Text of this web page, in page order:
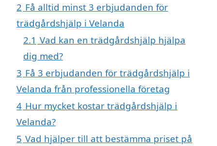
2 Få alltid minst 3 erbjudanden för
trädgårdshjälp i Velanda
2.1 Vad kan en trädgårdshjälp hjälpa
dig med?
3 Få 3 erbjudanden för trädgårdshjälp i
Velanda från professionella företag
4 Hur mycket kostar trädgårdshjälp i
Velanda?
5 Vad hjälper till att bestämma priset på